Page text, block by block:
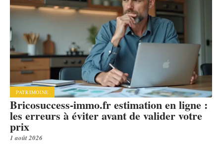
PATRIMOINE
Bricosuccess-immo.fr estimation en ligne :
les erreurs à éviter avant de valider votre
prix
1 août 2026